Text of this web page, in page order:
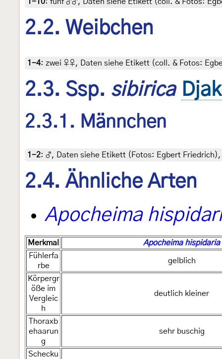
2.2. Weibchen
1-4: zwei ♀♀, Daten siehe Etikett (coll. & Fotos:
2.3. Ssp. sibirica
2.3.1. Männchen
1-2: ♂, Daten siehe Etikett (Fotos: Egbert
2.4. Ähnliche Arten
Apocheima
Merkmal
Apocheima hispidaria
Fühlerfa
rbe
gelblich
Körpergr
öße im
Vergleic
h
deutlich kleiner
Thoraxb
ehaarun
g
sehr buschig
Schecku